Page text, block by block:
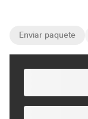
Enviar paquete